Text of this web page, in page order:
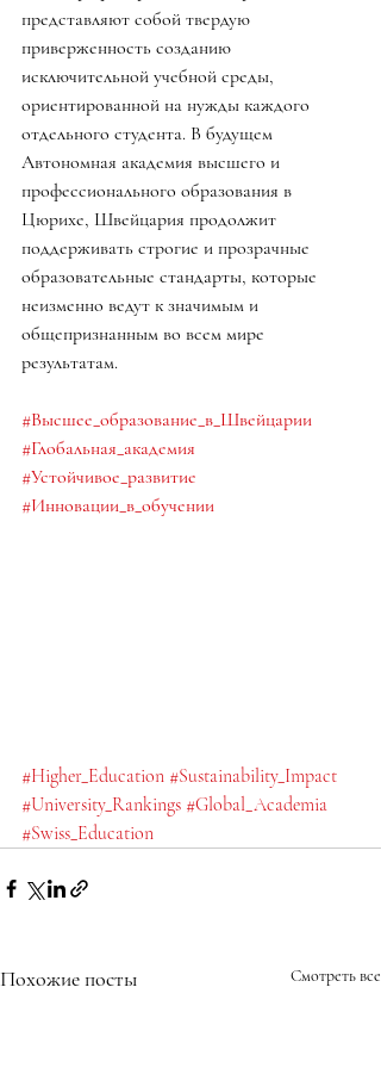
представляют собой твердую
приверженность созданию
исключительной учебной среды,
ориентированной на нужды каждого
отдельного студента. В будущем
Автономная академия высшего и
профессионального образования в
Цюрихе, Швейцария продолжит
поддерживать строгие и прозрачные
образовательные стандарты, которые
неизменно ведут к значимым и
общепризнанным во всем мире
результатам.
#Высшее_образование_в_Швейцарии
#Глобальная_академия
#Устойчивое_развитие
#Инновации_в_обучении
#Higher_Education #Sustainability_Impact
#University_Rankings #Global_Academia
#Swiss_Education
Похожие посты Смотреть все